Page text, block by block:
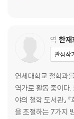
역 한재
관심작
연세대학교 철학과
역가로 활동 중이다.
야의 철학 도서관』
을 조절하는 7가지